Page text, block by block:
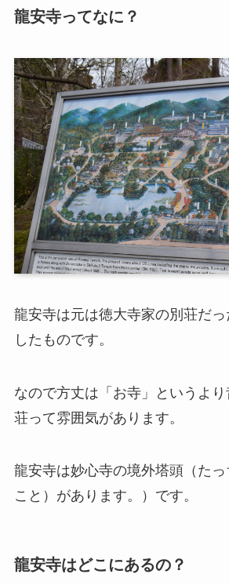
龍安寺ってなに？
龍安寺は元は徳大寺家の別荘だ
したものです。
なので方丈は「お寺」というより
荘って雰囲気があります。
龍安寺は妙心寺の境外塔頭（た
こと）があります。）です。
龍安寺はどこにあるの？